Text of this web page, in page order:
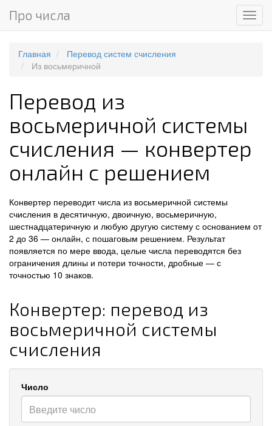
Меню
Про числа
Главная
Перевод систем счисления
Из восьмеричной
Перевод из
восьмеричной системы
счисления — конвертер
онлайн с решением
Конвертер переводит числа из восьмеричной системы
счисления в десятичную, двоичную, восьмеричную,
шестнадцатеричную и любую другую систему с основанием от
2 до 36 — онлайн, с пошаговым решением. Результат
появляется по мере ввода, целые числа переводятся без
ограничения длины и потери точности, дробные — с
точностью 10 знаков.
Конвертер: перевод из
восьмеричной системы
счисления
Число